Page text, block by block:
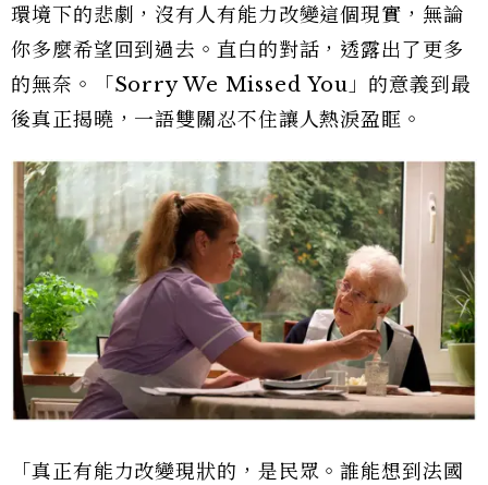
環境下的悲劇，沒有人有能力改變這個現實，無論
你多麼希望回到過去。直白的對話，透露出了更多
的無奈。「Sorry We Missed You」的意義到最
後真正揭曉，一語雙關忍不住讓人熱淚盈眶。
「真正有能力改變現狀的，是民眾。誰能想到法國